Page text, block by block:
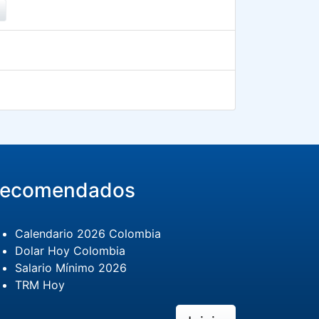
Calendario 2026 Colombia
Dolar Hoy Colombia
Salario Mínimo 2026
TRM Hoy